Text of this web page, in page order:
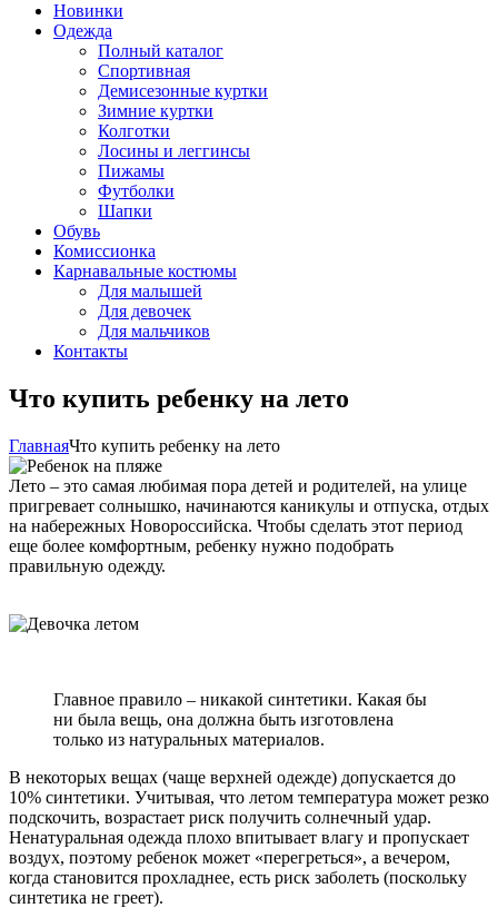
Новинки
Одежда
Полный каталог
Спортивная
Демисезонные куртки
Зимние куртки
Колготки
Лосины и леггинсы
Пижамы
Футболки
Шапки
Обувь
Комиссионка
Карнавальные костюмы
Для малышей
Для девочек
Для мальчиков
Контакты
Что купить ребенку на лето
ГлавнаяЧто купить ребенку на лето
Лето – это самая любимая пора детей и родителей, на улице
пригревает солнышко, начинаются каникулы и отпуска, отдых
на набережных Новороссийска. Чтобы сделать этот период
еще более комфортным, ребенку нужно подобрать
правильную одежду.
Главное правило – никакой синтетики. Какая бы
ни была вещь, она должна быть изготовлена
только из натуральных материалов.
В некоторых вещах (чаще верхней одежде) допускается до
10% синтетики. Учитывая, что летом температура может резко
подскочить, возрастает риск получить солнечный удар.
Ненатуральная одежда плохо впитывает влагу и пропускает
воздух, поэтому ребенок может «перегреться», а вечером,
когда становится прохладнее, есть риск заболеть (поскольку
синтетика не греет).